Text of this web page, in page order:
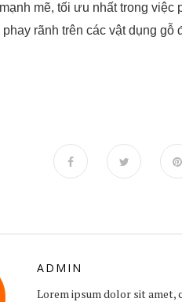
mẽ, tối ưu nhất trong
phay rãnh trên các vật dụng
ADMIN
Lorem ipsum dolor sit amet,